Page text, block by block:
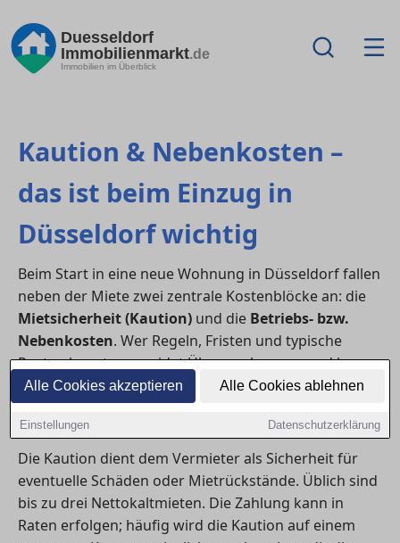
Alle Cookies akzeptieren Alle Cookies ablehnen
Einstellungen Datenschutzerklärung
Duesseldorf
Immobilienmarkt.de
Immobilien im Überblick
Kaution & Nebenkosten –
das ist beim Einzug in
Düsseldorf wichtig
Beim Start in eine neue Wohnung in Düsseldorf fallen
neben der Miete zwei zentrale Kostenblöcke an: die
Mietsicherheit (Kaution) und die Betriebs- bzw.
Nebenkosten. Wer Regeln, Fristen und typische
Posten kennt, vermeidet Überraschungen und kann
sein Budget realistisch planen.
1) Kaution: Höhe, Zahlung & Anlage
Die Kaution dient dem Vermieter als Sicherheit für
eventuelle Schäden oder Mietrückstände. Üblich sind
bis zu drei Nettokaltmieten. Die Zahlung kann in
Raten erfolgen; häufig wird die Kaution auf einem